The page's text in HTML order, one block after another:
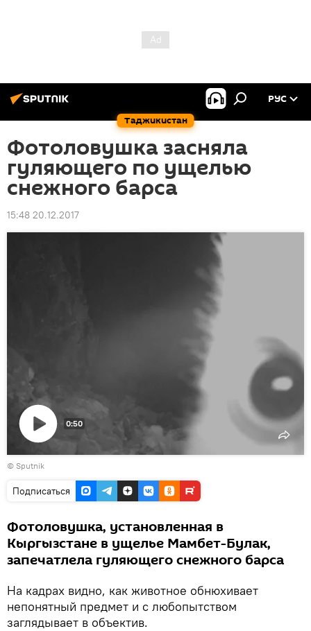
Таджикистан
РУС
Фотоловушка засняла
гуляющего по ущелью
снежного барса
15:48 20.12.2017
Воспроизвести
видео
0:50
© Sputnik
Подписаться
Фотоловушка, установленная в
Кыргызстане в ущелье Мамбет-Булак,
запечатлела гуляющего снежного барса
На кадрах видно, как животное обнюхивает
непонятный предмет и с любопытством
заглядывает в объектив.